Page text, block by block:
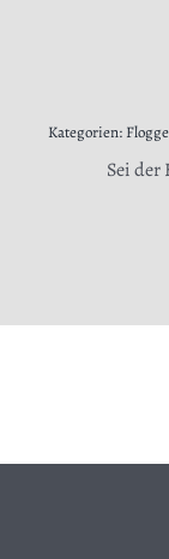
Kategorien:
Sei der